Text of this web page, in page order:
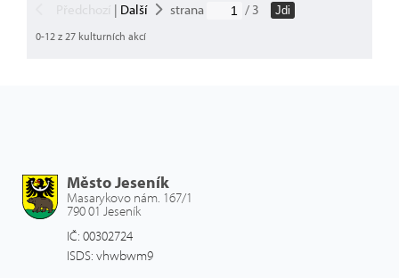
| Další strana / 3
Jdi
0-12 z 27 kulturních akcí
Město Jeseník
Masarykovo nám. 167/1
790 01 Jeseník
IČ: 00302724
ISDS: vhwbwm9